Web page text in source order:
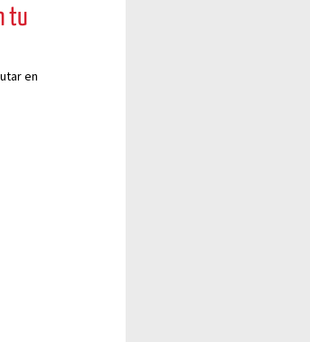
tu
en